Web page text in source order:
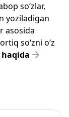
so‘zlar,
yoziladigan
asosida
so‘zni o‘z